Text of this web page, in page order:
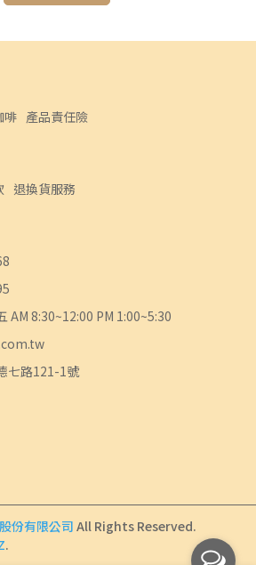
啡 產品責任險
退換貨服務
AM 8:30~12:00 PM 1:00~5:30
七路121-1號
份有限公司 All Rights Reserved.
.